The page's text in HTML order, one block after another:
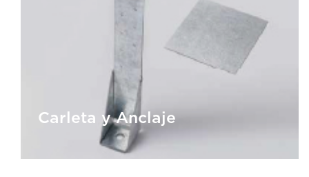
Tensor (Con Autoperforante)
Carleta y Anclaje